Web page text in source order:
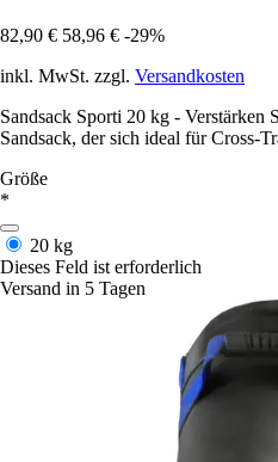
82,90 € 58,96 € -29%
inkl. MwSt. zzgl. Versandkosten
Sandsack Sporti 20 kg -
Sandsack, der sich ideal für Cross-
Größe
*
20 kg
Dieses Feld ist erforderlich
Versand in 5 Tagen